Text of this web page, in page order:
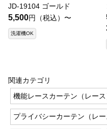
JD-19104 ゴールド
5,500円（税込）〜
洗濯機OK
関連カテゴリ
機能レースカーテン（レース
プライバシーカーテン（レー